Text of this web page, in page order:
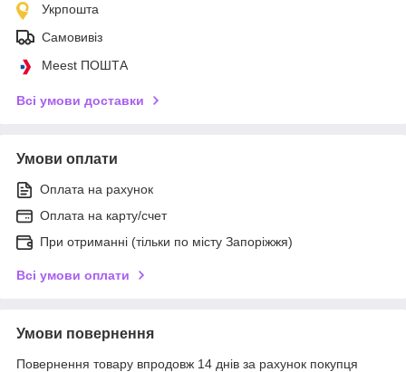
Укрпошта
Самовивіз
Meest ПОШТА
Всі умови доставки
Умови оплати
Оплата на рахунок
Оплата на карту/счет
При отриманні (тільки по місту Запоріжжя)
Всі умови оплати
Умови повернення
Повернення товару впродовж 14 днів за рахунок покупця